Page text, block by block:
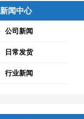
新闻中心
公司新闻
日常发货
行业新闻